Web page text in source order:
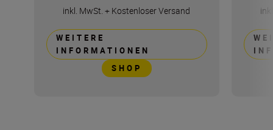
inkl. MwSt. + Kostenloser Versand
WEITERE
INFORMATIONEN
SHOP